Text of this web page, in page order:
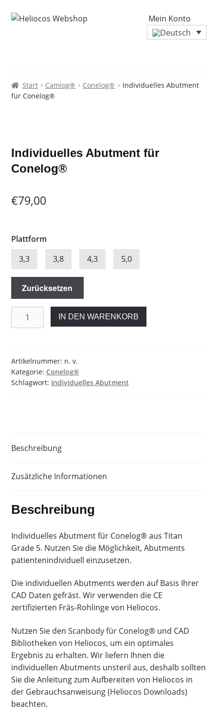
Mein Konto
Start Camlog® Conelog®
Individuelles Abutment
für Conelog®
Individuelles Abutment für
Conelog®
€79,00
Plattform
3,3
3,8 4,3 5,0
Zurücksetzen
Individuelles
Menge
IN DEN WARENKORB
Artikelnummer: n. v.
Kategorie: Conelog®
Schlagwort: Individuelles Abutment
Beschreibung
Zusätzliche Informationen
Beschreibung
Individuelles Abutment für Conelog® aus Titan
Grade 5. Nutzen Sie die Möglichkeit, Abutments
patientenindividuell einzusetzen.
Die individuellen Abutments werden auf Basis Ihrer
CAD Daten gefräst. Wir verwenden die CE
zertifizierten Fräs-Rohlinge von Heliocos.
Nutzen Sie den Scanbody für Conelog®und CAD
Bibliotheken von Heliocos, um ein optimales
Ergebnis zu erhalten. Wir liefern Ihnen die
individuellen Abutments unsteril aus, deshalb sollten
Sie die Anleitung zum Aufbereiten von Heliocos in
der Gebrauchsanweisung (Heliocos Downloads)
beachten.